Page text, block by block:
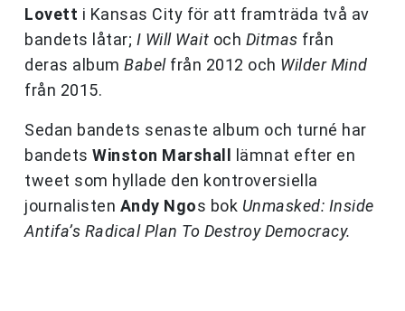
Lovett i Kansas City för att framträda två av
bandets låtar; I Will Wait och Ditmas från
deras album Babelfrån 2012 och Wilder Mind
från 2015.
Sedan bandets senaste album och turné har
bandets Winston Marshall
lämnat efter en
tweet som hyllade den kontroversiella
journalisten Andy Ngos bok Unmasked: Inside
Antifa’s Radical Plan To Destroy Democracy.